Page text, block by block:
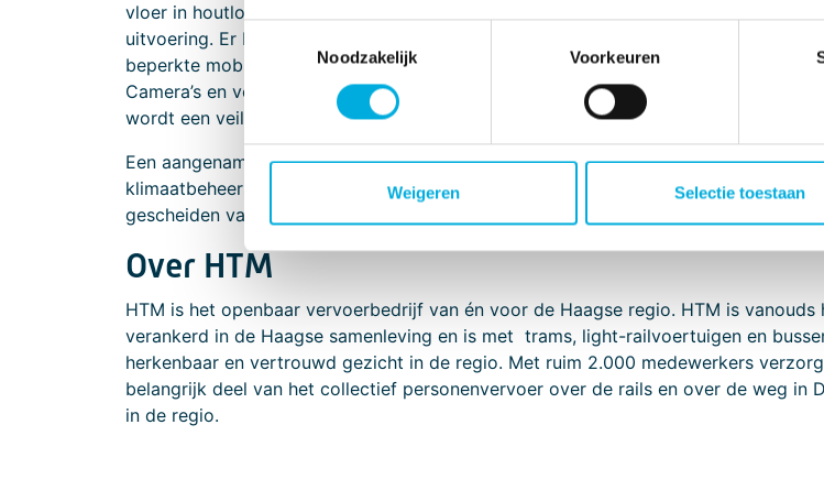
Toestemmingsselectie
Noodzakelijk
Voorkeuren
Weigeren Selectie toestaan
vloer in houtlook. Ze nemen plaats op luxueus beklede stoelen in de vernieuwde
uitvoering. Er bevinden zich speciale gebruiksoppervlakken voor rolstoelen voor
beperkte mobiliteit en/of kinderwagens. Uiteraard zijn alle eCitaro’s voorzien van
Camera’s en veiligheidssystemen zoals; Preventive Brake Assist en Side Guard
wordt een veilige omgeving gecreëerd voor de medeweggebruikers en passagiers.
Een aangename temperatuur in de eCitaro wordt gerealiseerd met het state-of-
klimaatbeheersysteem. Uniek hieraan is dat de chauffeur de temperatuur op zijn
gescheiden van de passagiers regelt.
Over HTM
HTM is het openbaar vervoerbedrijf van én voor de Haagse regio. HTM is vanouds
verankerd in de Haagse samenleving en is met trams, light-railvoertuigen en
herkenbaar en vertrouwd gezicht in de regio. Met ruim 2.000 medewerkers
belangrijk deel van het collectief personenvervoer over de rails en over de weg in
in de regio.